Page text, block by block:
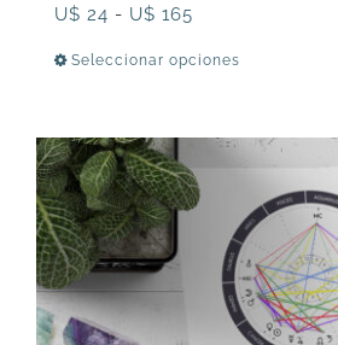
U$ 24 - U$ 165
U$
24
hasta
165
Seleccionar opciones
variantes.
Las
opciones
se
pueden